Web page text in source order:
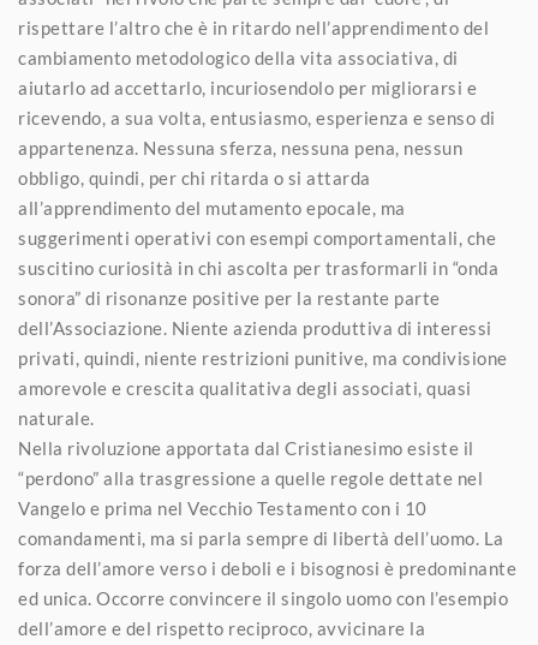
rispettare l’altro che è in ritardo nell’apprendimento del
cambiamento metodologico della vita associativa, di
aiutarlo ad accettarlo, incuriosendolo per migliorarsi e
ricevendo, a sua volta, entusiasmo, esperienza e senso di
appartenenza. Nessuna sferza, nessuna pena, nessun
obbligo, quindi, per chi ritarda o si attarda
all’apprendimento del mutamento epocale, ma
suggerimenti operativi con esempi comportamentali, che
suscitino curiosità in chi ascolta per trasformarli in “onda
sonora” di risonanze positive per la restante parte
dell’Associazione. Niente azienda produttiva di interessi
privati, quindi, niente restrizioni punitive, ma condivisione
amorevole e crescita qualitativa degli associati, quasi
naturale.
Nella rivoluzione apportata dal Cristianesimo esiste il
“perdono” alla trasgressione a quelle regole dettate nel
Vangelo e prima nel Vecchio Testamento con i 10
comandamenti, ma si parla sempre di libertà dell’uomo. La
forza dell’amore verso i deboli e i bisognosi è predominante
ed unica. Occorre convincere il singolo uomo con l’esempio
dell’amore e del rispetto reciproco, avvicinare la